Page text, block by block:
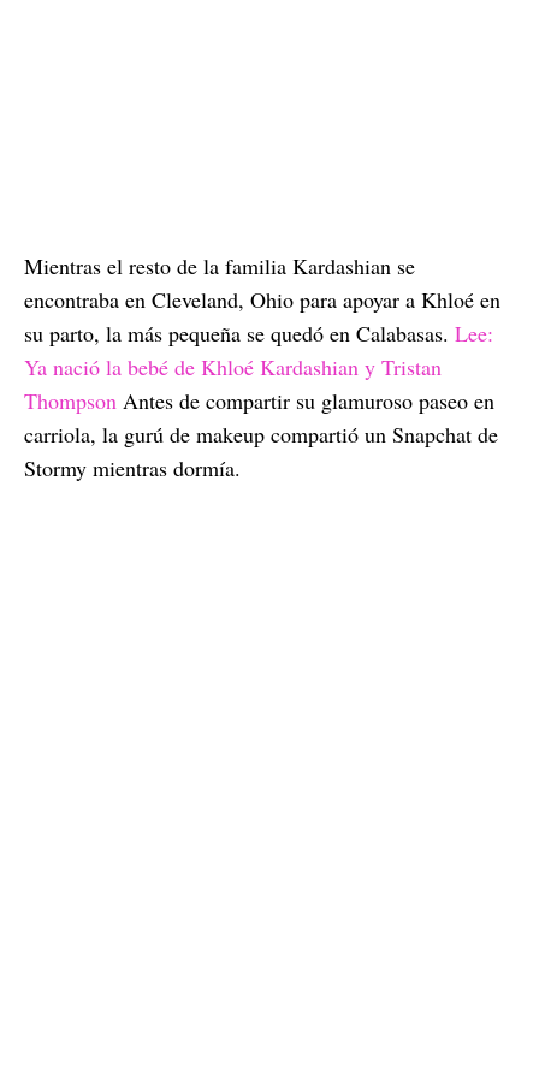
Mientras el resto de la familia Kardashian se
encontraba en Cleveland, Ohio para apoyar a Khloé en
su parto, la más pequeña se quedó en Calabasas. Lee:
Ya nació la bebé de Khloé Kardashian y Tristan
Thompson Antes de compartir su glamuroso paseo en
carriola, la gurú de makeup compartió un Snapchat de
Stormy mientras dormía.